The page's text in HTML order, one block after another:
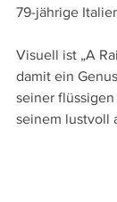
79-jährige
Visuell ist „A
damit ein
seiner
seinem lustvoll